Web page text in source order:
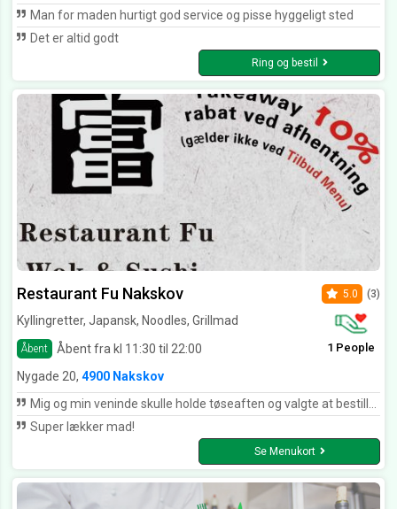
Man for maden hurtigt god service og pisse hyggeligt sted
Det er altid godt
Ring og bestil
Restaurant Fu Nakskov
Kyllingretter, Japansk, Noodles, Grillmad
Åbent Åbent fra kl 11:30 til 22:00
5.0 (3)
1 People
Nygade 20, 4900 Nakskov
Mig og min veninde skulle holde tøseaften og valgte at bestille sushi. Vi bestilte en påske party menu med 70 stk samt tangsalat og edemamebønner. Vi får et opkald lidt senere på aftenen da der var problemer med riskogeren og derfor ville de informere det blev en halv time forsinket. Vi kommer og afhenter maden med super god service og havde fået en ekstra tangsalat med gratis pga forsinkelsen. Den unge dreng er super dygtig og god til at give kunderne en dejlig oplevelse hver eneste gang man bestiller hos fu. Maden var som altid velforberedt og smagte utrolig godt. Tak for denne gang, vi ses snart igen
Super lækker mad!
Se Menukort